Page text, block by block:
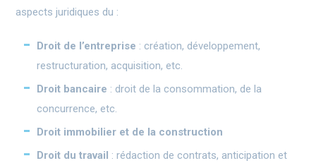
aspects juridiques du :
Droit de l’entreprise : création, développement,
restructuration, acquisition, etc.
Droit bancaire : droit de la consommation, de la
concurrence, etc.
Droit immobilier et de la construction
Droit du travail : rédaction de contrats, anticipation et